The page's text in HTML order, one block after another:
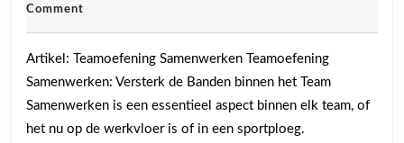
Effectieve
voor
Comment
Artikel: Teamoefening Samenwerken Teamoefening
Samenwerken: Versterk de Banden binnen het Team
Samenwerken is een essentieel aspect binnen elk team, of
het nu op de werkvloer is of in een sportploeg.